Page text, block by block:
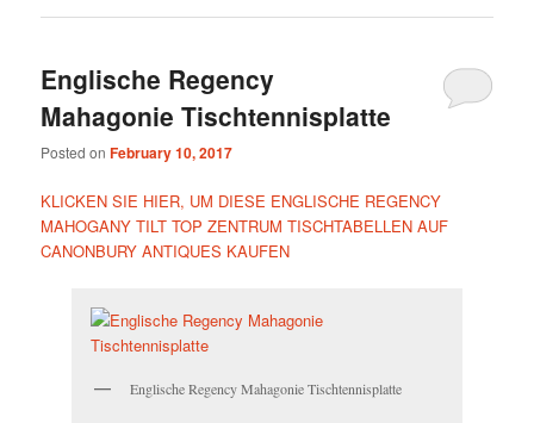
Englische Regency
Mahagonie Tischtennisplatte
Posted onFebruary 10, 2017
KLICKEN SIE HIER, UM DIESE ENGLISCHE REGENCY
MAHOGANY TILT TOP ZENTRUM TISCHTABELLEN AUF
CANONBURY ANTIQUES KAUFEN
Englische Regency Mahagonie Tischtennisplatte